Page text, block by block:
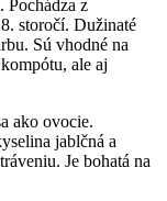
Pochádza z
storočí. Dužinaté
Sú vhodné na
ale aj
ako ovocie.
jablčná a
Je bohatá na